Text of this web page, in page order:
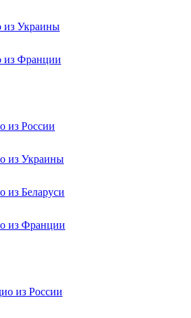
из Украины
из Франции
из России
из Украины
из Беларуси
из Франции
из России